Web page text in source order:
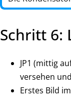
Schritt 6:
JP1 (mittig
versehen
Erstes Bild